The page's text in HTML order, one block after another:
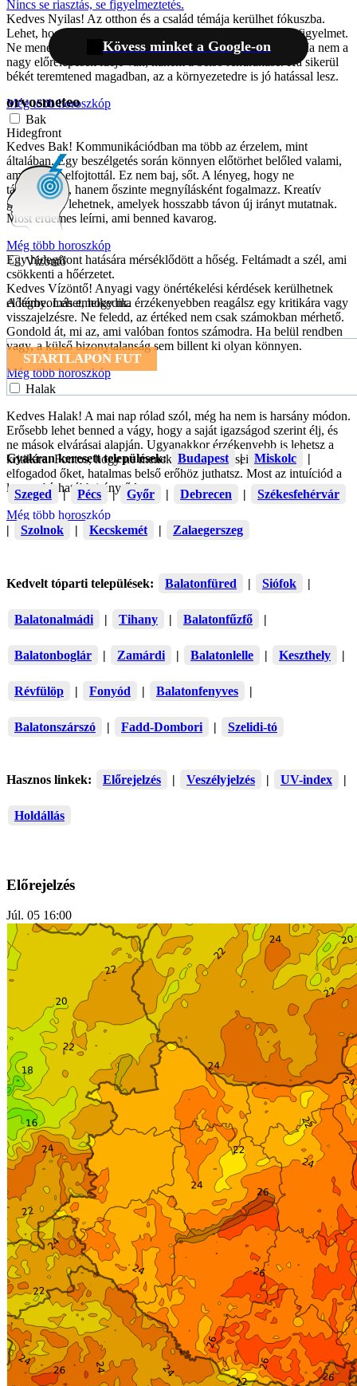
Kedves Nyilas! Az otthon és a család témája kerülhet fókuszba.
Lehet, hogy egy régi emlék vagy megoldatlan helyzet kér figyelmet.
Ne menekülj el előle, inkább próbáld megérteni, mit tanít. Ma nem a
nagy előrelépések ideje van, hanem a belső rendrakásé. Ha sikerül
békét teremtened magadban, az a környezetedre is jó hatással lesz.
Még több horoszkóp
Bak
Kedves Bak! Kommunikációdban ma több az érzelem, mint
általában. Egy beszélgetés során könnyen előtörhet belőled valami,
amit régóta elfojtottál. Ez nem baj, sőt. A lényeg, hogy ne
támadásként, hanem őszinte megnyílásként fogalmazz. Kreatív
gondolataid lehetnek, amelyek hosszabb távon új irányt mutatnak.
Most érdemes leírni, ami benned kavarog.
Még több horoszkóp
Vízöntő
Kedves Vízöntő! Anyagi vagy önértékelési kérdések kerülhetnek
előtérbe. Lehet, hogy ma érzékenyebben reagálsz egy kritikára vagy
visszajelzésre. Ne feledd, az értéked nem csak számokban mérhető.
Gondold át, mi az, ami valóban fontos számodra. Ha belül rendben
vagy, a külső bizonytalanság sem billent ki olyan könnyen.
Még több horoszkóp
Halak
Kedves Halak! A mai nap rólad szól, még ha nem is harsány módon.
Erősebb lehet benned a vágy, hogy a saját igazságod szerint élj, és
ne mások elvárásai alapján. Ugyanakkor érzékenyebb is lehetsz a
kritikára. Fontos, hogy ne menekülj el az érzéseid elől. Ha
elfogadod őket, hatalmas belső erőhöz juthatsz. Most az intuíciód a
legmegbízhatóbb iránytűd.
Még több horoszkóp
Nincs se riasztás, se figyelmeztetés.
Kövess minket a Google-on
orvosmeteo
Hidegfront
Egy hidegfront hatására mérséklődött a hőség. Feltámadt a szél, ami
csökkenti a hőérzetet.
A légnyomás emelkedik.
STARTLAPON FUT
Gyakran keresett települések: Budapest | Miskolc
Szeged | Pécs | Győr Debrecen Székesfehérvár
Szolnok Kecskemét Zalaegerszeg
Kedvelt tóparti települések: Balatonfüred | Siófok |
Balatonalmádi | Tihany | Balatonfűzfő |
Balatonboglár | Zamárdi | Balatonlelle | Keszthely |
Révfülöp | Fonyód | Balatonfenyves |
Balatonszárszó | Fadd-Dombori | Szelidi-tó
Hasznos linkek: Előrejelzés | Veszélyjelzés | UV-index |
Holdállás
Előrejelzés
Júl. 05 16:00